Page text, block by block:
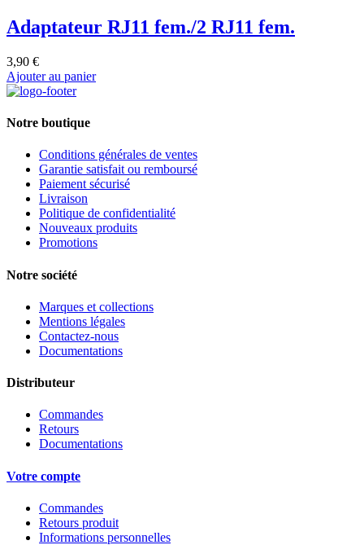
Adaptateur RJ11 fem./2 RJ11 fem.
3,90 €
Ajouter au panier
Notre boutique
Conditions générales de ventes
Garantie satisfait ou remboursé
Paiement sécurisé
Livraison
Politique de confidentialité
Nouveaux produits
Promotions
Notre société
Marques et collections
Mentions légales
Contactez-nous
Documentations
Distributeur
Commandes
Retours
Documentations
Votre compte
Commandes
Retours produit
Informations personnelles